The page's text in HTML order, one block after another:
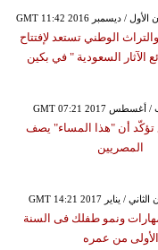
الوطني تستعد لإفتتاح
الآثار السعودية " في بكين
تؤكّد أن "هذا المساء" يصف
المصريين
ونمو طفلك فى السنة
الأولى من عمره